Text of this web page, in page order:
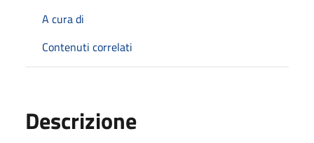
A cura di
Contenuti correlati
Descrizione